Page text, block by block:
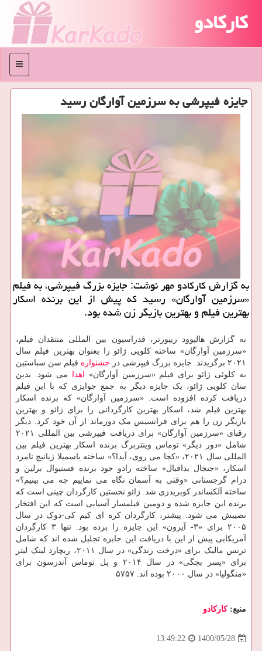
کارکادو
منو
جایزه فیپرشی به سرزمین آوارگان رسید
به گزارش کارکادو مهر نوشت: جایزه بزرگ فیپرشی، به فیلم
«سرزمین آوارگان» رسید که پیش از این برنده اسکار
بهترین فیلم و بهترین بازیگر زن شده بود.
به گزارش هالیوود ریپورتر، فدراسیون بین المللی منتقدان فیلم،
«سرزمین آوارگان» ساخته کلویی ژائو را بعنوان بهترین فیلم سال
۲۰۲۱ برگزیدند. جایزه بزرگ فیپرشی در
جشنواره فیلم سن سباستین
به کلوئی ژائو برای فیلم «سرزمین آوارگان» اهدا می شود. بدین
سان کلویی ژائو، یک جایزه دیگر به جمع جوایزی که با این فیلم
دریافت کرده افزوده است. «سرزمین آوارگان» که برنده اسکار
بهترین فیلم شد، اسکار بهترین کارگردانی را برای ژائو و بهترین
بازیگر زن را هم برای فرانسیس مک دورماند از آن خود کرد. دیگر
رقبای «سرزمین آوارگان» برای دریافت فیپرشی بین المللی ۲۰۲۱
شامل «دور دیگر» توماس وینتربرگ برنده اسکار بهترین فیلم بین
المللی سال ۲۰۲۱، «کجا می روی، آیدا؟» ساخته یاسمیلا ژبانیچ نامزد
اسکار، «جنجال بداقبال» ساخته رادو جود برنده فستیوال برلین و
درام گرجستانی «وقتی به آسمان نگاه می نماییم چه می بینیم؟»
ساخته آلکساندر کوبریدزی شد. ژائو نخستین کارگردان چینی است که
برنده این جایزه شده و دومین فیلمساز آسیایی است که این افتخار
نصیبش می شود. پیشتر، کارگردان کره ای کیم کی-دوک در سال
۲۰۰۵ برای «۳- آیرون» این جایزه را برده بود. تنها ۳ کارگردان
آمریکایی پیش از این با دریافت این جایزه تجلیل شده اند که شامل
ترنس مالیک برای «درخت زندگی» در سال ۲۰۱۱، ریچارد لینک لیتر
برای «پسر بچگی» در سال ۲۰۱۴ و پل توماس آندرسون برای
«منگولیا» در سال ۲۰۰۰ بوده اند. ۵۷۵۷
منبع:كاركادو
1400/05/28
13:49:22